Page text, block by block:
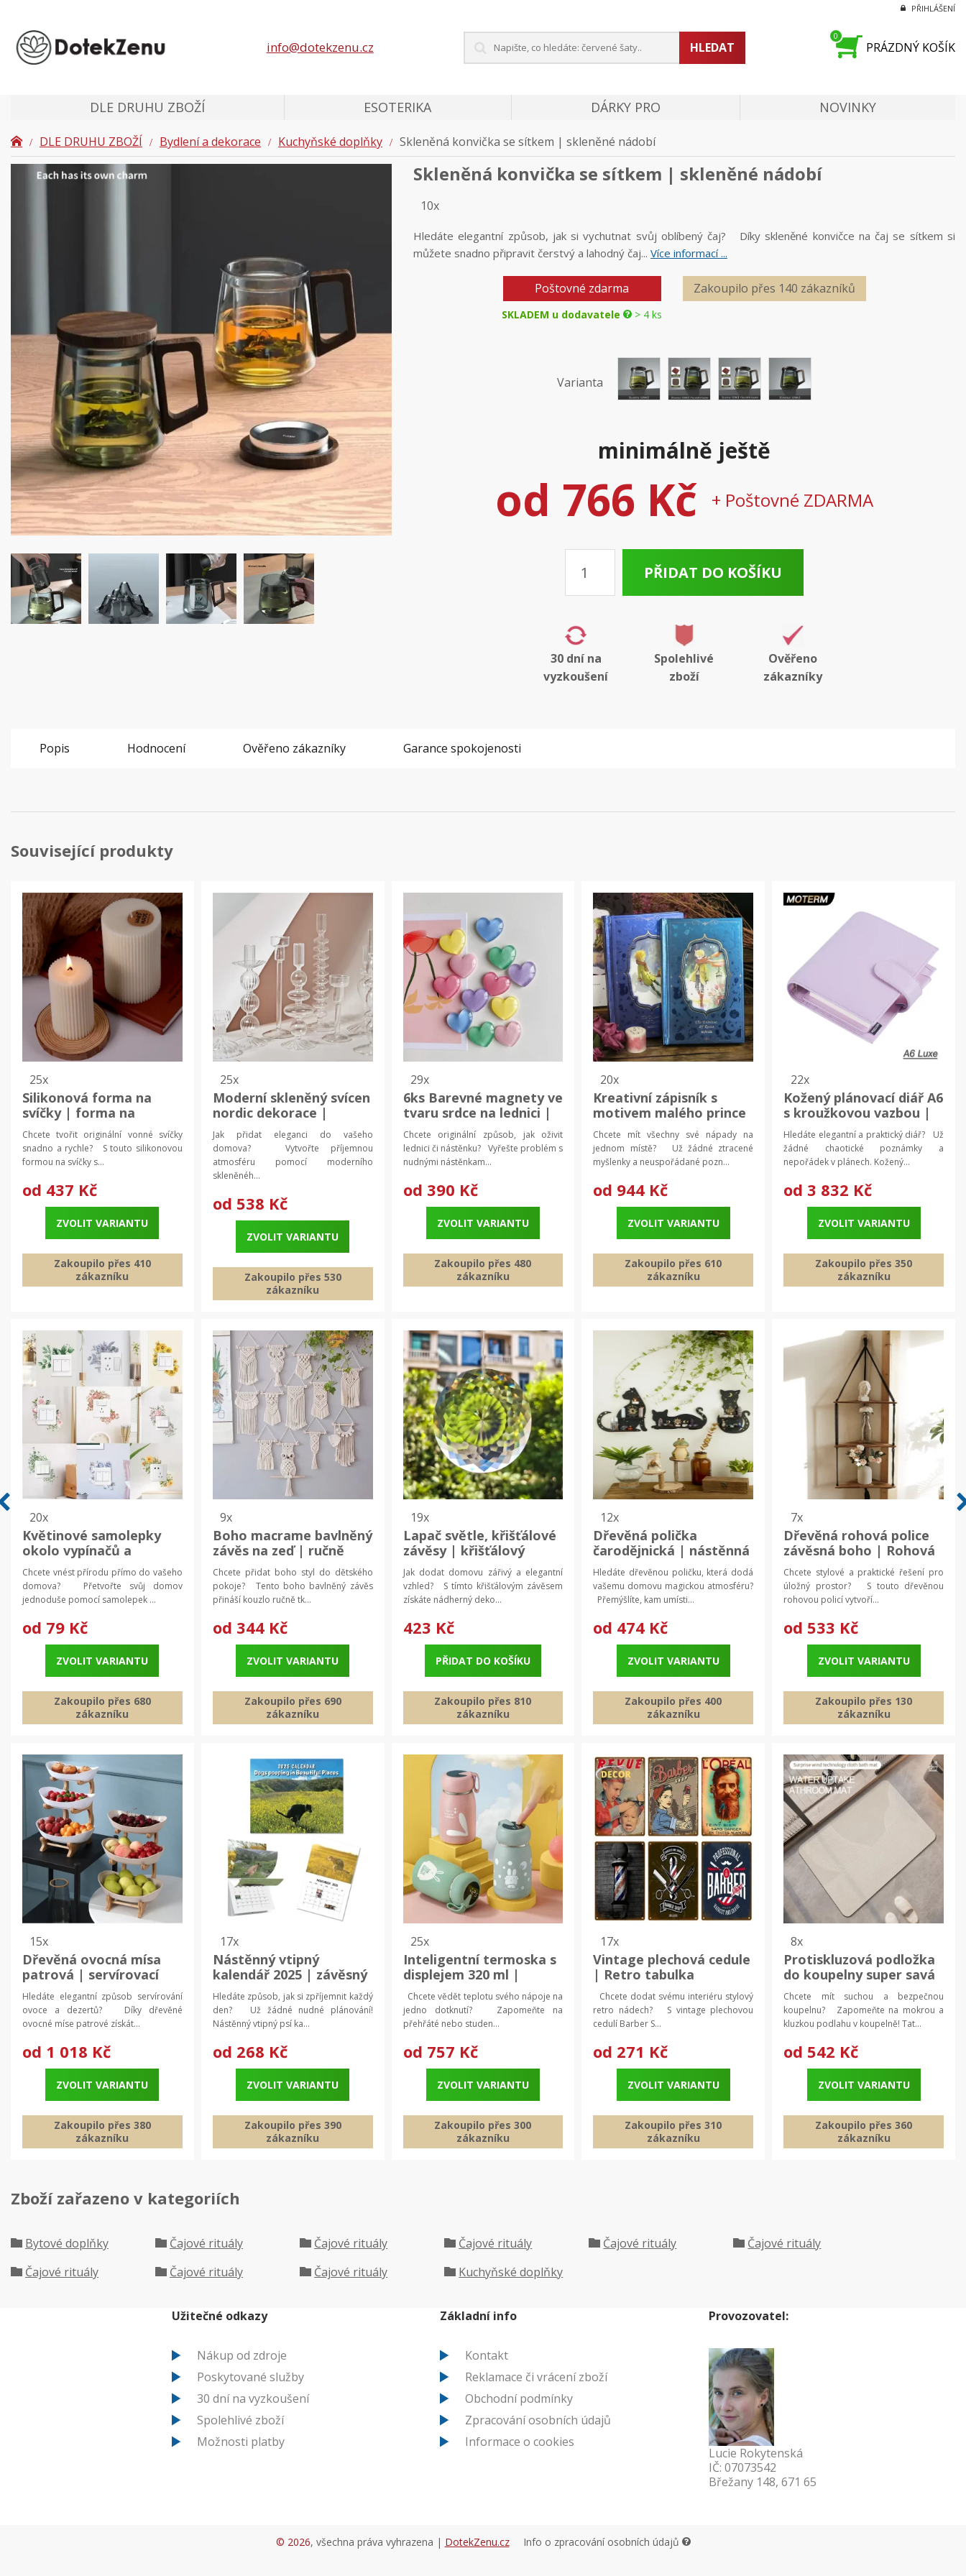
info@dotekzenu.cz HLEDAT
PŘIHLÁŠENÍ
0
PRÁZDNÝ KOŠÍK
DLE DRUHU ZBOŽÍ ESOTERIKA DÁRKY PRO NOVINKY
DLE DRUHU ZBOŽÍ Bydlení a dekorace Kuchyňské doplňky Skleněná konvička se sítkem | skleněné nádobí
Skleněná konvička se sítkem | skleněné nádobí
10x
Hledáte elegantní způsob, jak si vychutnat svůj oblíbený čaj? Díky skleněné konvičce na čaj se sítkem si
můžete snadno připravit čerstvý a lahodný čaj... Více informací ...
Poštovné zdarma
SKLADEM u dodavatele > 4 ks
Zakoupilo přes 140 zákazníků
Varianta
minimálně ještě
od 766 Kč + Poštovné ZDARMA
PŘIDAT DO KOŠÍKU
30 dní na
vyzkoušení
Spolehlivé
zboží
Ověřeno
zákazníky
Popis Hodnocení Ověřeno zákazníky Garance spokojenosti
Související produkty
25x
Silikonová forma na
svíčky | forma na
výrobu svíček | domácí
dekorace
Chcete tvořit originální vonné svíčky
snadno a rychle? S touto silikonovou
formou na svíčky s...
od 437 Kč
ZVOLIT VARIANTU
Zakoupilo přes 410
zákazníku
25x
Moderní skleněný svícen
nordic dekorace |
svícen, domácí dekorace
Jak přidat eleganci do vašeho
domova? Vytvořte příjemnou
atmosféru pomocí moderního
skleněnéh...
od 538 Kč
ZVOLIT VARIANTU
Zakoupilo přes 530
zákazníku
29x
6ks Barevné magnety ve
tvaru srdce na lednici |
dekorativní magnety
Chcete originální způsob, jak oživit
lednici či nástěnku? Vyřešte problém s
nudnými nástěnkam...
od 390 Kč
ZVOLIT VARIANTU
Zakoupilo přes 480
zákazníku
20x
Kreativní zápisník s
motivem malého prince
| poznámkový blok, diář
s tvrdými deskami
Chcete mít všechny své nápady na
jednom místě? Už žádné ztracené
myšlenky a neuspořádané pozn...
od 944 Kč
ZVOLIT VARIANTU
Zakoupilo přes 610
zákazníku
22x
Kožený plánovací diář A6
s kroužkovou vazbou |
plánovací diář, kožený
zápisník
Hledáte elegantní a praktický diář? Už
žádné chaotické poznámky a
nepořádek v plánech. Kožený...
od 3 832 Kč
ZVOLIT VARIANTU
Zakoupilo přes 350
zákazníku
20x
Květinové samolepky
okolo vypínačů a
zásuvek, samolepky na
zeď | dekorace stěn |
samolepící dekorace
Chcete vnést přírodu přímo do vašeho
domova? Přetvořte svůj domov
jednoduše pomocí samolepek ...
od 79 Kč
ZVOLIT VARIANTU
Zakoupilo přes 680
zákazníku
9x
Boho macrame bavlněný
závěs na zeď | ručně
tkaná dekorace, dětský
pokoj doplněk
Chcete přidat boho styl do dětského
pokoje? Tento boho bavlněný závěs
přináší kouzlo ručně tk...
od 344 Kč
ZVOLIT VARIANTU
Zakoupilo přes 690
zákazníku
19x
Lapač světle, křišťálové
závěsy | křišťálový
závěs, domácí dekorace
Jak dodat domovu zářivý a elegantní
vzhled? S tímto křišťálovým závěsem
získáte nádherný deko...
423 Kč
PŘIDAT DO KOŠÍKU
Zakoupilo přes 810
zákazníku
12x
Dřevěná polička
čarodějnická | nástěnná
dekorace
Hledáte dřevěnou poličku, která dodá
vašemu domovu magickou atmosféru?
Přemýšlíte, kam umísti...
od 474 Kč
ZVOLIT VARIANTU
Zakoupilo přes 400
zákazníku
7x
Dřevěná rohová police
závěsná boho | Rohová
polička, závěsná
dekorace
Chcete stylové a praktické řešení pro
úložný prostor? S touto dřevěnou
rohovou policí vytvoří...
od 533 Kč
ZVOLIT VARIANTU
Zakoupilo přes 130
zákazníku
15x
Dřevěná ovocná mísa
patrová | servírovací
stojan, kuchyňský
stojan
Hledáte elegantní způsob servírování
ovoce a dezertů? Díky dřevěné
ovocné míse patrové získát...
od 1 018 Kč
ZVOLIT VARIANTU
Zakoupilo přes 380
zákazníku
17x
Nástěnný vtipný
kalendář 2025 | závěsný
plánovač
Hledáte způsob, jak si zpříjemnit každý
den? Už žádné nudné plánování!
Nástěnný vtipný psí ka...
od 268 Kč
ZVOLIT VARIANTU
Zakoupilo přes 390
zákazníku
25x
Inteligentní termoska s
displejem 320 ml |
Chytrý termohrnek
Chcete vědět teplotu svého nápoje na
jedno dotknutí? Zapomeňte na
přehřáté nebo studen...
od 757 Kč
ZVOLIT VARIANTU
Zakoupilo přes 300
zákazníku
17x
Vintage plechová cedule
| Retro tabulka
Chcete dodat svému interiéru stylový
retro nádech? S vintage plechovou
cedulí Barber S...
od 271 Kč
ZVOLIT VARIANTU
Zakoupilo přes 310
zákazníku
8x
Protiskluzová podložka
do koupelny super savá
| koupelnový
kobereček, wc
předložka
Chcete mít suchou a bezpečnou
koupelnu? Zapomeňte na mokrou a
kluzkou podlahu v koupelně! Tat...
od 542 Kč
ZVOLIT VARIANTU
Zakoupilo přes 360
zákazníku
Zboží zařazeno v kategoriích
Bytové doplňky Čajové rituály Čajové rituály Čajové rituály Čajové rituály
Čajové rituály
Čajové rituály
Čajové rituály Čajové rituály Kuchyňské doplňky
Užitečné odkazy
Nákup od zdroje
Poskytované služby
30 dní na vyzkoušení
Spolehlivé zboží
Možnosti platby
Základní info
Kontakt
Reklamace či vrácení zboží
Obchodní podmínky
Zpracování osobních údajů
Informace o cookies
Provozovatel:
Lucie Rokytenská
IČ: 07073542
Břežany 148, 671 65
© 2026, všechna práva vyhrazena | DotekZenu.cz Info o zpracování osobních údajů